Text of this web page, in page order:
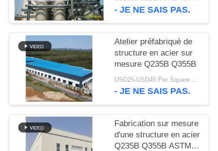
BLOG
SITEMAP
PRIVACY
POLICY
en acier résistante
- JE NE SAIS PAS.
Atelier préfabriqué de
structure en acier sur
mesure Q235B Q355B
USD25-USD45 Per Square Meter MOQ:200 mètres carrés
- JE NE SAIS PAS.
Fabrication sur mesure
d'une structure en acier
Q235B Q355B ASTM